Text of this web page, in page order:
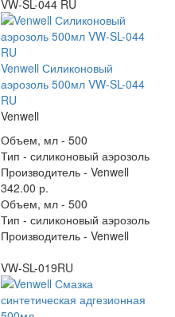
VW-SL-044 RU
Venwell Силиконовый
аэрозоль 500мл VW-SL-044
RU
Venwell
Объем, мл - 500
Тип - силиконовый аэрозоль
Производитель - Venwell
342.00 р.
Объем, мл - 500
Тип - силиконовый аэрозоль
Производитель - Venwell
VW-SL-019RU